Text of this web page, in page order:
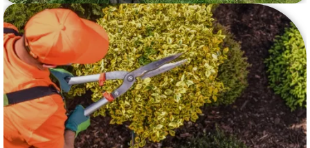
Entretien de jardin
Nos jardiniers à Ablis, près de Saint-
Arnoult-en-Yvelines, sont à votre
disposition pour des entretiens réguliers ou
des nettoyages complets de vos